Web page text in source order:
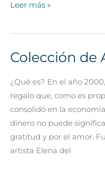
Leer más »
Colección de
¿Qué es? En el año
regalo que, como es
consolidó en la
dinero no puede
gratitud y por el amor.
artista Elena del
Colección
Arte
‘La
Relación’